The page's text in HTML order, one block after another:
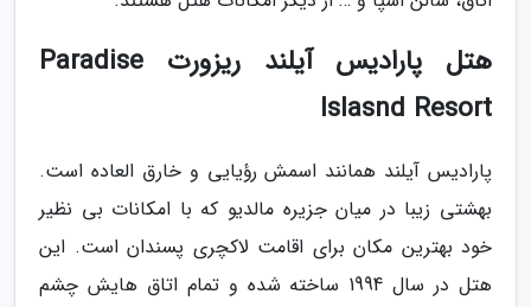
هتل پارادیس آیلند ریزورت Paradise
Islasnd Resort
پارادیس آیلند همانند اسمش رؤیایی و خارق العاده است.
بهشتی زیبا در میان جزیره مالدیو که با امکانات بی نظیر
خود بهترین مکان برای اقامت لاکچری پسندان است. این
هتل در سال 1994 ساخته شده و تمام اتاق هایش چشم